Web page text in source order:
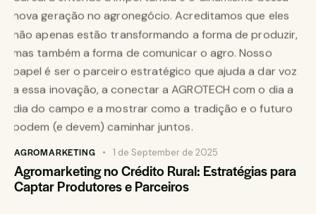
AGROMARKETING 1 de September de 2025
Agromarketing no Crédito Rural: Estratégias para
Captar Produtores e Parceiros